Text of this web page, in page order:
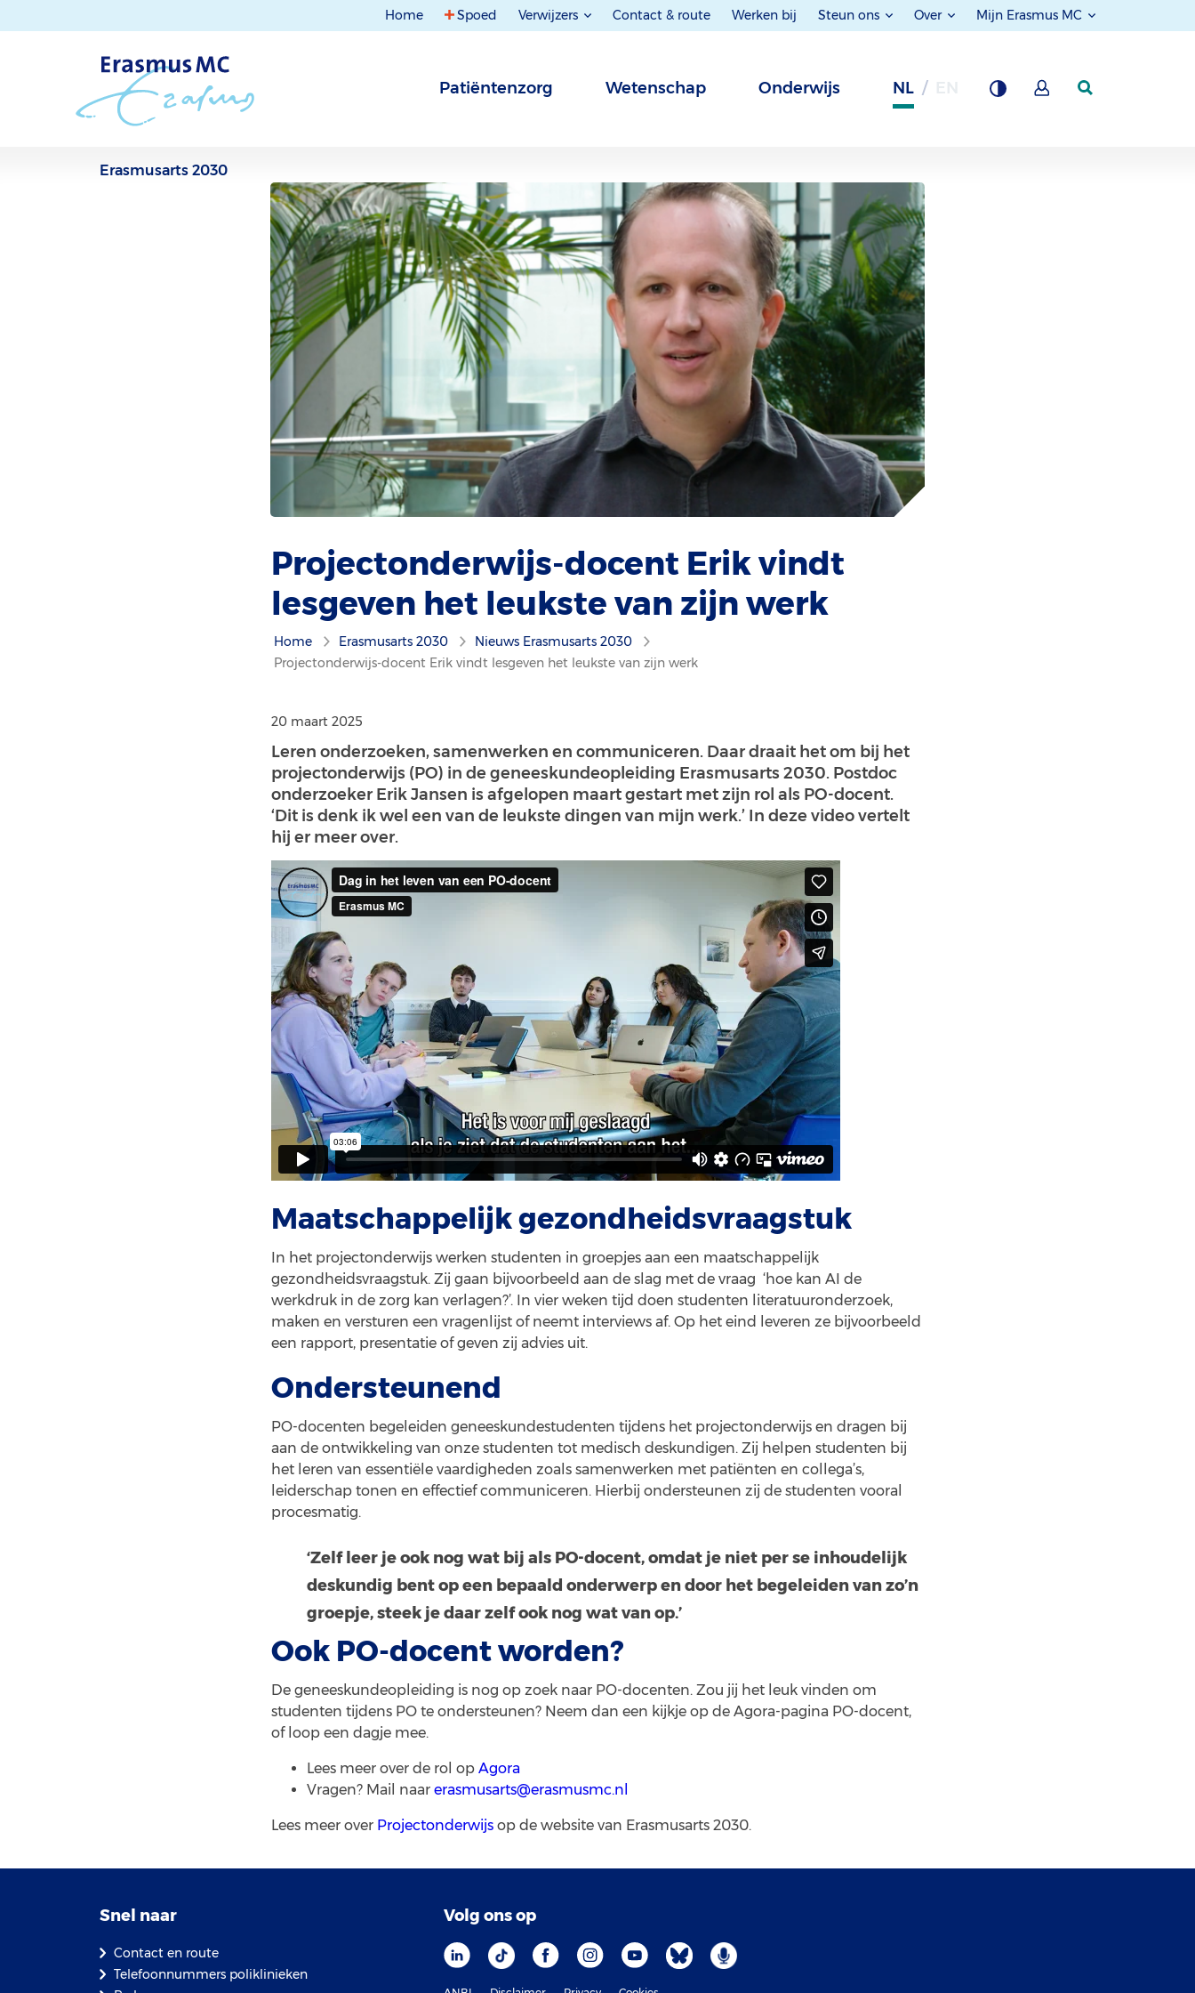
Home Spoed Verwijzers Contact & route Werken bij Steun ons Over Mijn Erasmus MC
Patiëntenzorg Wetenschap Onderwijs NL
Erasmusarts 2030
Projectonderwijs-docent Erik vindt
lesgeven het leukste van zijn werk
Home Erasmusarts 2030
Nieuws Erasmusarts 2030
Projectonderwijs-docent Erik vindt lesgeven het leukste van zijn werk
20 maart 2025
Leren onderzoeken, samenwerken en communiceren. Daar draait het om bij het
projectonderwijs (PO) in de geneeskundeopleiding Erasmusarts 2030. Postdoc
onderzoeker Erik Jansen is afgelopen maart gestart met zijn rol als PO-docent.
‘Dit is denk ik wel een van de leukste dingen van mijn werk.’ In deze video vertelt
hij er meer over.
Maatschappelijk gezondheidsvraagstuk
In het projectonderwijs werken studenten in groepjes aan een maatschappelijk
gezondheidsvraagstuk. Zij gaan bijvoorbeeld aan de slag met de vraag ‘hoe kan AI de
werkdruk in de zorg kan verlagen?’. In vier weken tijd doen studenten literatuuronderzoek,
maken en versturen een vragenlijst of neemt interviews af. Op het eind leveren ze bijvoorbeeld
een rapport, presentatie of geven zij advies uit.
Ondersteunend
PO-docenten begeleiden geneeskundestudenten tijdens het projectonderwijs en dragen bij
aan de ontwikkeling van onze studenten tot medisch deskundigen. Zij helpen studenten bij
het leren van essentiële vaardigheden zoals samenwerken met patiënten en collega’s,
leiderschap tonen en effectief communiceren. Hierbij ondersteunen zij de studenten vooral
procesmatig.
‘Zelf leer je ook nog wat bij als PO-docent, omdat je niet per se inhoudelijk
deskundig bent op een bepaald onderwerp en door het begeleiden van zo’n
groepje, steek je daar zelf ook nog wat van op.’
Ook PO-docent worden?
De geneeskundeopleiding is nog op zoek naar PO-docenten. Zou jij het leuk vinden om
studenten tijdens PO te ondersteunen? Neem dan een kijkje op de Agora-pagina PO-docent,
of loop een dagje mee.
Lees meer over de rol opAgora
Vragen? Mail naarerasmusarts@erasmusmc.nl
Lees meer over Projectonderwijsop de website van Erasmusarts 2030.
Snel naar
Contact en route
Telefoonnummers poliklinieken
Volg ons op